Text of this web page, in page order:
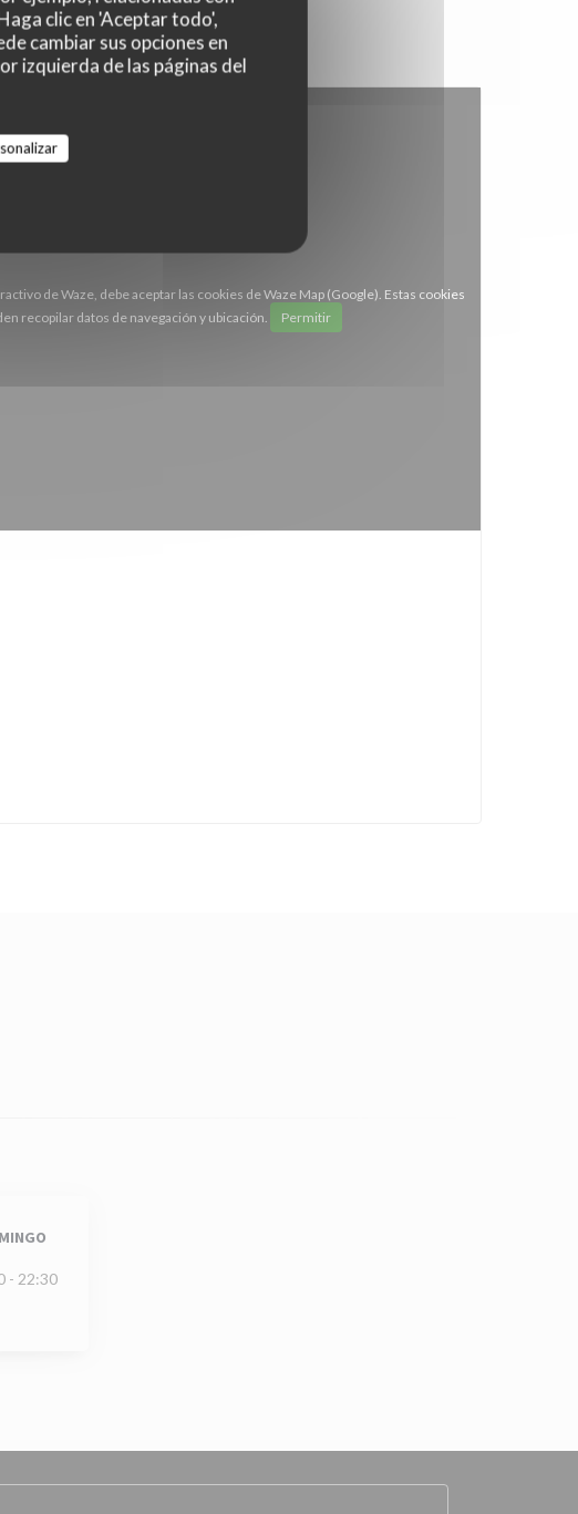
clic en 'Aceptar todo',
cambiar sus opciones en
izquierda de las páginas del
de Waze, debe aceptar las cookies de Waze Map (Google). Estas cookies
recopilar datos de navegación y ubicación.
Permitir
- 22:30